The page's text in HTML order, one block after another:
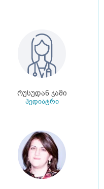
რუსუდან ჯაში
პედიატრი